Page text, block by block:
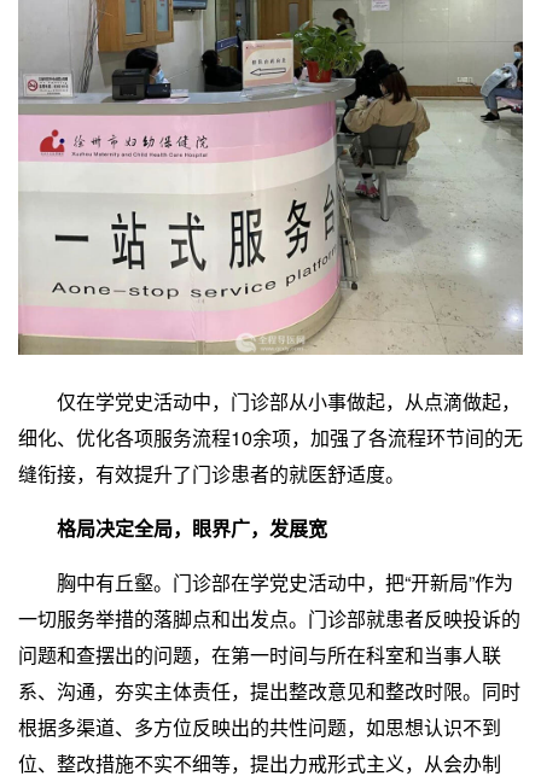
仅在学党史活动中，门诊部从小事做起，从点滴做起，
细化、优化各项服务流程10余项，加强了各流程环节间的无
缝衔接，有效提升了门诊患者的就医舒适度。
格局决定全局，眼界广，发展宽
胸中有丘壑。门诊部在学党史活动中，把“开新局”作为
一切服务举措的落脚点和出发点。门诊部就患者反映投诉的
问题和查摆出的问题，在第一时间与所在科室和当事人联
系、沟通，夯实主体责任，提出整改意见和整改时限。同时
根据多渠道、多方位反映出的共性问题，如思想认识不到
位、整改措施不实不细等，提出力戒形式主义，从会办制